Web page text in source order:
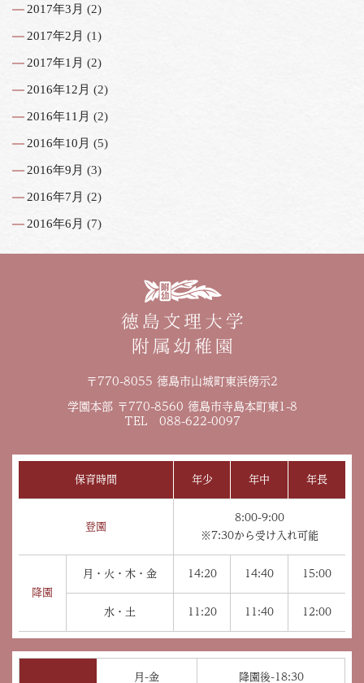
2017年3月 (2)
2017年2月 (1)
2017年1月 (2)
2016年12月 (2)
2016年11月 (2)
2016年10月 (5)
2016年9月 (3)
2016年7月 (2)
2016年6月 (7)
〒770-8055 徳島市山城町東浜傍示2
学園本部 〒770-8560 徳島市寺島本町東1-8
TEL 088-622-0097
保育時間 年少 年中 年長
登園
8:00-9:00
※7:30から受け入れ可能
降園
月・火・木・金 14:20 14:40 15:00
水・土 11:20 11:40 12:00
月-金 降園後-18:30